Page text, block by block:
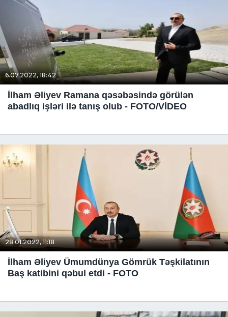
6.07.2022, 18:42
İlham Əliyev Ramana qəsəbəsində görülən
abadlıq işləri ilə tanış olub - FOTO/VİDEO
28.01.2022, 11:18
İlham Əliyev Ümumdünya Gömrük Təşkilatının
Baş katibini qəbul etdi - FOTO